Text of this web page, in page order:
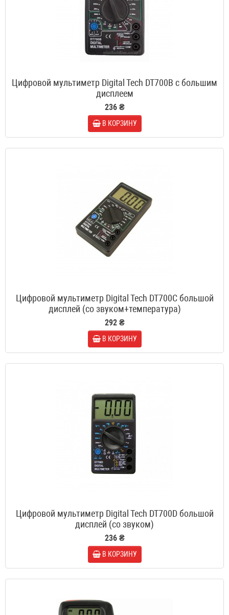
Цифровой мультиметр Digital Tech DT700B c большим
дисплеем
236 ₴
В КОРЗИНУ
Цифровой мультиметр Digital Tech DT700C большой
дисплей (со звуком+температура)
292 ₴
В КОРЗИНУ
Цифровой мультиметр Digital Tech DT700D большой
дисплей (со звуком)
236 ₴
В КОРЗИНУ